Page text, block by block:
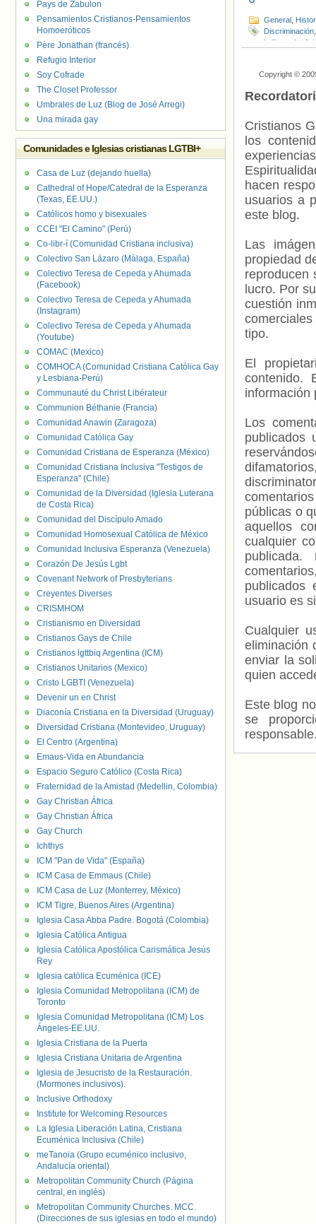
General
Discriminación
la libertad
Copyright ©
Cristianos
los
hacen
usuarios a
este blog.
Las
propiedad
reproducen
lucro. Por
cuestión
tipo.
El
contenido.
información
Los
publicados
públicas o
aquellos
cualquier
usuario es
Cualquier
eliminación
enviar la
quien
Este blog
se
Pays de Zabulon
Pensamientos Cristianos-Pensamientos
Homoeróticos
Père Jonathan (francés)
Refugio Interior
Soy Cofrade
The Closet Professor
Umbrales de Luz (Blog de José Arregi)
Una mirada gay
Comunidades e Iglesias cristianas LGTBI+
Casa de Luz (dejando huella)
Cathedral of Hope/Catedral de la Esperanza
(Texas, EE.UU.)
Católicos homo y bisexuales
CCEI "El Camino" (Perú)
Co-libr-í (Comunidad Cristiana inclusiva)
Colectivo San Lázaro (Málaga, España)
Colectivo Teresa de Cepeda y Ahumada
(Facebook)
Colectivo Teresa de Cepeda y Ahumada
(Instagram)
Colectivo Teresa de Cepeda y Ahumada
(Youtube)
COMAC (Mexico)
COMHOCA (Comunidad Cristiana Católica Gay
y Lesbiana-Perú)
Communauté du Christ Libérateur
Communion Béthanie (Francia)
Comunidad Anawin (Zaragoza)
Comunidad Católica Gay
Comunidad Cristiana de Esperanza (México)
Comunidad Cristiana Inclusiva "Testigos de
Esperanza" (Chile)
Comunidad de la Diversidad (Iglesia Luterana
de Costa Rica)
Comunidad del Discípulo Amado
Comunidad Homosexual Católica de México
Comunidad Inclusiva Esperanza (Venezuela)
Corazón De Jesús Lgbt
Covenant Network of Presbyterians
Creyentes Diverses
CRISMHOM
Cristianismo en Diversidad
Cristianos Gays de Chile
Cristianos lgttbiq Argentina (ICM)
Cristianos Unitarios (Mexico)
Cristo LGBTI (Venezuela)
Devenir un en Christ
Diaconía Cristiana en la Diversidad (Uruguay)
Diversidad Cristiana (Montevideo, Uruguay)
El Centro (Argentina)
Emaus-Vida en Abundancia
Espacio Seguro Católico (Costa Rica)
Fraternidad de la Amistad (Medellin, Colombia)
Gay Christian África
Gay Christian África
Gay Church
Ichthys
ICM "Pan de Vida" (España)
ICM Casa de Emmaus (Chile)
ICM Casa de Luz (Monterrey, México)
ICM Tigre, Buenos Aires (Argentina)
Iglesia Casa Abba Padre. Bogotá (Colombia)
Iglesia Católica Antigua
Iglesia Católica Apostólica Carismática Jesús
Rey
Iglesia católica Ecuménica (ICE)
Iglesia Comunidad Metropolitana (ICM) de
Toronto
Iglesia Comunidad Metropolitana (ICM) Los
Ángeles-EE.UU.
Iglesia Cristiana de la Puerta
Iglesia Cristiana Unitaria de Argentina
Iglesia de Jesucristo de la Restauración.
(Mormones inclusivos).
Inclusive Orthodoxy
Institute for Welcoming Resources
La Iglesia Liberación Latina, Cristiana
Ecuménica Inclusiva (Chile)
meTanoia (Grupo ecuménico inclusivo,
Andalucía oriental)
Metropolitan Community Church (Página
central, en inglés)
Metropolitan Community Churches. MCC.
(Direcciones de sus iglesias en todo el mundo)